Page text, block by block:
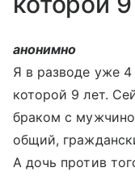
анонимно
Я в разводе уже 4
которой 9 лет.
браком с
общий,
А дочь против